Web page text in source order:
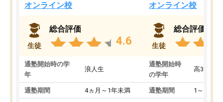
オンライン校
生徒
総合評価
4.6
通塾開始時の学
年
浪人生
通塾期間 4ヵ月～1年未満
オンライン校
生徒
総合評価
通塾開始時
の学年
高3
通塾期間 1～3ヵ月